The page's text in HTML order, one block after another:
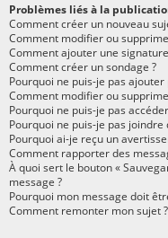
Problèmes liés à la
Comment créer un nouveau
Comment modifier ou
Comment ajouter une
Comment créer un sondage ?
Pourquoi ne puis-je pas ajouter
Comment modifier ou
Pourquoi ne puis-je pas
Pourquoi ne puis-je pas
Pourquoi ai-je reçu un
Comment rapporter des
À quoi sert le bouton «
message ?
Pourquoi mon message doit
Comment remonter mon sujet ?